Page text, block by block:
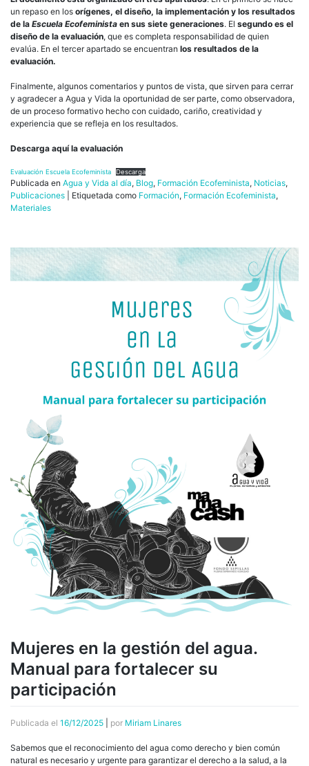
un repaso en los orígenes, el diseño, la implementación y los resultados
de la Escuela Ecofeminista en sus siete generaciones. El segundo es el
diseño de la evaluación, que es completa responsabilidad de quien
evalúa. En el tercer apartado se encuentran los resultados de la
evaluación.
Finalmente, algunos comentarios y puntos de vista, que sirven para cerrar
y agradecer a Agua y Vida la oportunidad de ser parte, como observadora,
de un proceso formativo hecho con cuidado, cariño, creatividad y
experiencia que se refleja en los resultados.
Descarga aquí la evaluación
Evaluación Escuela Ecofeminista Descarga
Publicada en Agua y Vida al día, Blog, Formación Ecofeminista, Noticias,
Publicaciones
Etiquetada como Formación, Formación Ecofeminista,
Materiales
Mujeres en la gestión del agua.
Manual para fortalecer su
participación
Publicada el 16/12/2025 por Miriam Linares
Sabemos que el reconocimiento del agua como derecho y bien común
natural es necesario y urgente para garantizar el derecho a la salud, a la